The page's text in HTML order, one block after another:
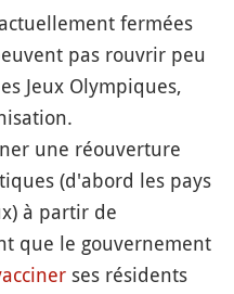
fermées
pas rouvrir peu
Jeux Olympiques,
une réouverture
(d'abord les pays
à partir de
que le gouvernement
ses résidents